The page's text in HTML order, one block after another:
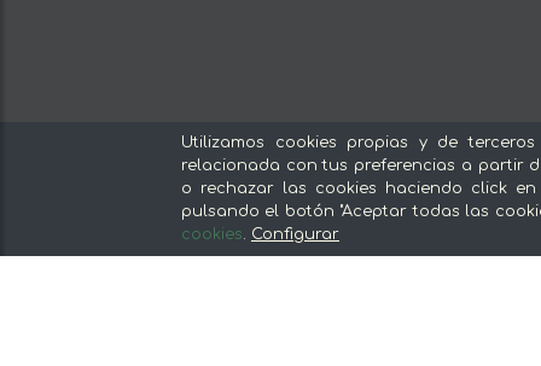
Nuestras secciones
Del productor, sin intermediarios
Tiendas Especializadas y Productos
Gourmet
Utilizamos cookies propias y de
relacionada con tus preferencias a partir
o rechazar las cookies haciendo click
pulsando el botón "Aceptar todas las
cookies. Configurar